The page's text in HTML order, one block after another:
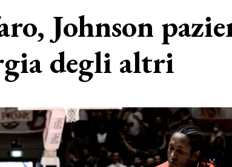
Johnson
degli altri